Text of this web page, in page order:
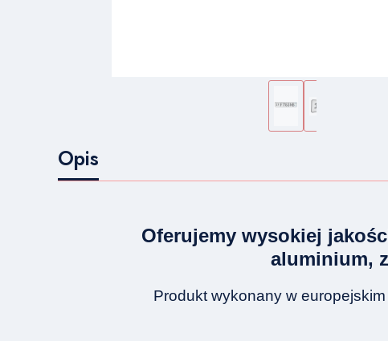
Opis
Oferujemy wysokiej
aluminium,
Produkt wykonany w